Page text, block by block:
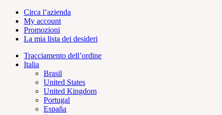
Circa l’azienda
My account
Promozioni
La mia lista dei desideri
Tracciamento dell’ordine
Italia
Brasil
United States
United Kingdom
Portugal
España